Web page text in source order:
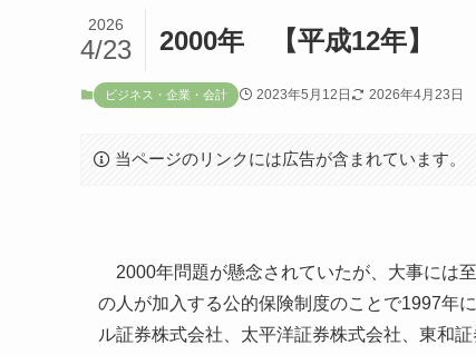
2000年 【平成12年】
2026
4/23
ビジネス・企業・会計 2023年5月12日 2026年4月23日
当ページのリンクには広告が含まれています。
2000年問題が懸念されていたが、大事には
の人が加入する公的保険制度のことで1997年
ル証券株式会社、太平洋証券株式会社、東和